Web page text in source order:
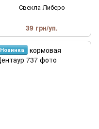
Свекла Либеро
39 грн/уп.
Новинка